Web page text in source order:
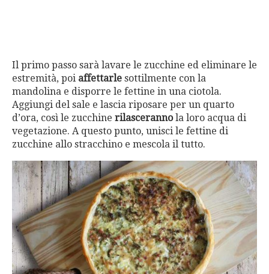
Il primo passo sarà lavare le zucchine ed eliminare le
estremità, poi affettarle sottilmente con la
mandolina e disporre le fettine in una ciotola.
Aggiungi del sale e lascia riposare per un quarto
d’ora, così le zucchine rilascerannola loro acqua di
vegetazione. A questo punto, unisci le fettine di
zucchine allo stracchino e mescola il tutto.